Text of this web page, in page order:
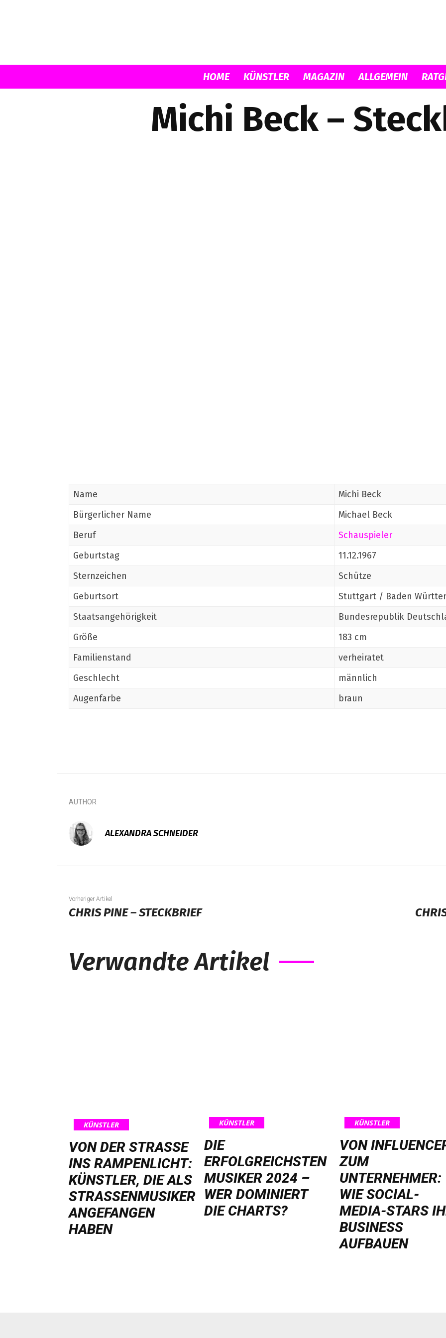
Musicload
HOME KÜNSTLER MAGAZIN ALLGEMEIN
Michi Beck –
Name
Michi Beck
Bürgerlicher Name
Michael Beck
Beruf
Schauspieler
Geburtstag
11.12.1967
Sternzeichen
Schütze
Geburtsort
Stuttgart / Baden
Staatsangehörigkeit
Bundesrepublik
Größe
183 cm
Familienstand
verheiratet
Geschlecht
männlich
Augenfarbe
braun
AUTHOR
ALEXANDRA SCHNEIDER
Vorheriger Artikel
CHRIS PINE – STECKBRIEF
Verwandte Artikel
KÜNSTLER
VON DER STRASSE I
NS RAMPENLICHT: K
ÜNSTLER, DIE ALS S
TRASSENMUSIKER AN
GEFANGEN HA
BEN
KÜNSTLER
DIE
ERFOLGREICHSTEN
MUSIKER 2024 –
WER DOMINIERT
DIE CHARTS?
KÜNSTLER
VON
ZUM
UNTERNEHMER:
WIE SOCIAL-
MEDIA-STARS
BUSINESS
AUFBAUEN